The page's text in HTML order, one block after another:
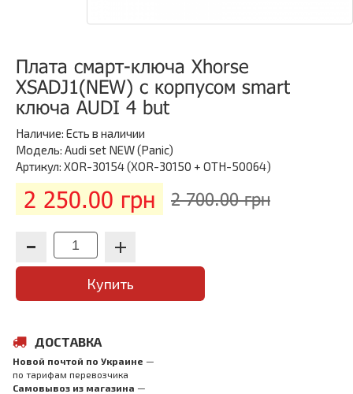
Плата смарт-ключа Xhorse
XSADJ1(NEW) с корпусом smart
ключа AUDI 4 but
Наличие: Есть в наличии
Модель: Audi set NEW (Panic)
Артикул: XOR-30154 (XOR-30150 + OTH-50064)
2 250.00 грн 2 700.00 грн
Купить
ДОСТАВКА
Новой почтой по Украине —
по тарифам перевозчика
Самовывоз из магазина —